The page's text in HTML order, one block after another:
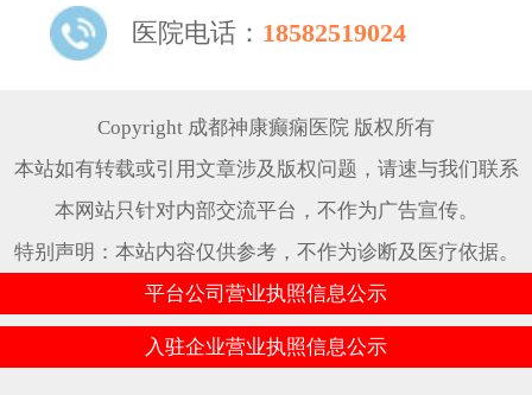
医院电话： 18582519024
Copyright 成都神康癫痫医院 版权所有
本站如有转载或引用文章涉及版权问题，请速与我们联系
本网站只针对内部交流平台，不作为广告宣传。
特别声明：本站内容仅供参考，不作为诊断及医疗依据。
平台公司营业执照信息公示
入驻企业营业执照信息公示